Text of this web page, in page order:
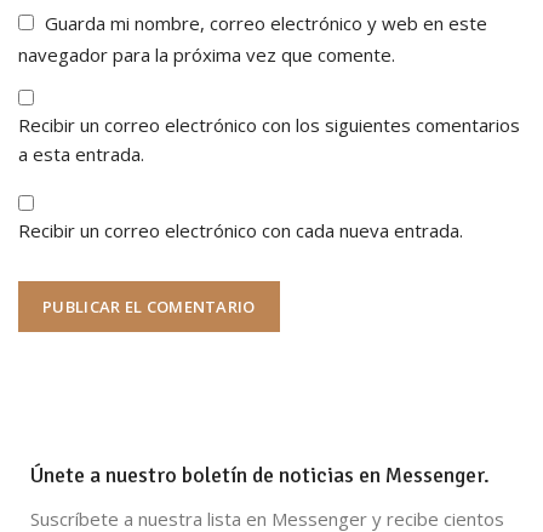
Guarda mi nombre, correo electrónico y web en este
navegador para la próxima vez que comente.
Recibir un correo electrónico con los siguientes comentarios
a esta entrada.
Recibir un correo electrónico con cada nueva entrada.
Únete a nuestro boletín de noticias en Messenger.
Suscríbete a nuestra lista en Messenger y recibe cientos